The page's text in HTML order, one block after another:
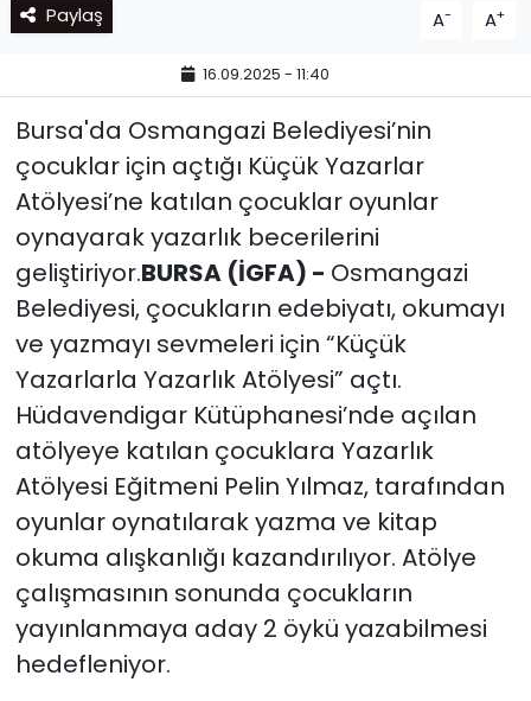
Paylaş A- A+
16.09.2025 - 11:40
Bursa'da Osmangazi Belediyesi’nin
çocuklar için açtığı Küçük Yazarlar
Atölyesi’ne katılan çocuklar oyunlar
oynayarak yazarlık becerilerini
geliştiriyor.BURSA (İGFA) - Osmangazi
Belediyesi, çocukların edebiyatı, okumayı
ve yazmayı sevmeleri için “Küçük
Yazarlarla Yazarlık Atölyesi” açtı.
Hüdavendigar Kütüphanesi’nde açılan
atölyeye katılan çocuklara Yazarlık
Atölyesi Eğitmeni Pelin Yılmaz, tarafından
oyunlar oynatılarak yazma ve kitap
okuma alışkanlığı kazandırılıyor. Atölye
çalışmasının sonunda çocukların
yayınlanmaya aday 2 öykü yazabilmesi
hedefleniyor.